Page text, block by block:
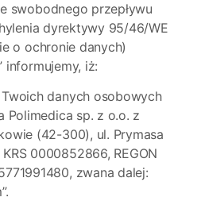
swobodnego przepływu
dyrektywy 95/46/WE
o ochronie danych)
informujemy, iż:
danych osobowych
Polimedica sp. z o.o. z
(42-300), ul. Prymasa
0000852866, REGON
zwana dalej: